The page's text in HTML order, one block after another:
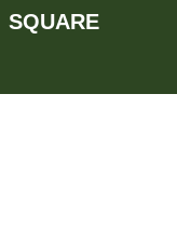
SQUARE